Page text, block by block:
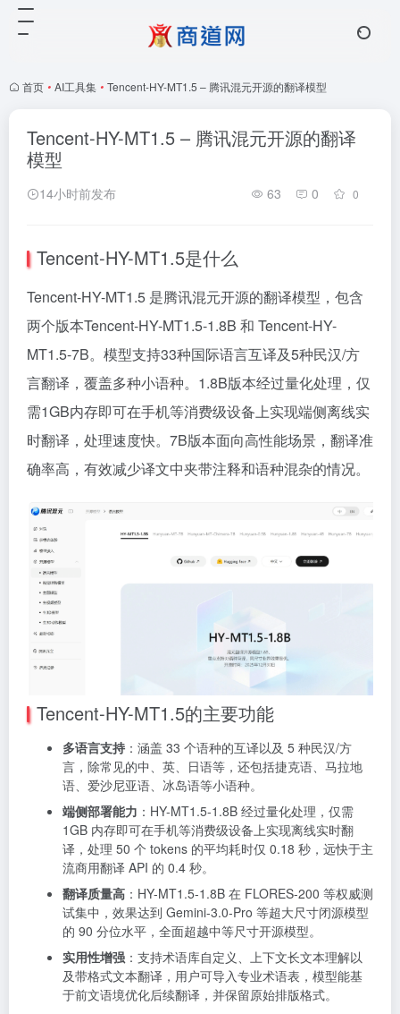
首页 • AI工具集 • Tencent-HY-MT1.5 – 腾讯混元开源的翻译模型
Tencent-HY-MT1.5 – 腾讯混元开源的翻译
模型
14小时前发布 63 0 0
Tencent-HY-MT1.5是什么
Tencent-HY-MT1.5 是腾讯混元开源的翻译模型，包含
两个版本Tencent-HY-MT1.5-1.8B 和 Tencent-HY-
MT1.5-7B。模型支持33种国际语言互译及5种民汉/方
言翻译，覆盖多种小语种。1.8B版本经过量化处理，仅
需1GB内存即可在手机等消费级设备上实现端侧离线实
时翻译，处理速度快。7B版本面向高性能场景，翻译准
确率高，有效减少译文中夹带注释和语种混杂的情况。
Tencent-HY-MT1.5的主要功能
多语言支持 ：涵盖 33 个语种的互译以及 5 种民汉/方
言，除常见的中、英、日语等，还包括捷克语、马拉地
语、爱沙尼亚语、冰岛语等小语种。
端侧部署能力 ：HY-MT1.5-1.8B 经过量化处理，仅需
1GB 内存即可在手机等消费级设备上实现离线实时翻
译，处理 50 个 tokens 的平均耗时仅 0.18 秒，远快于主
流商用翻译 API 的 0.4 秒。
翻译质量高 ：HY-MT1.5-1.8B 在 FLORES-200 等权威测
试集中，效果达到 Gemini-3.0-Pro 等超大尺寸闭源模型
的 90 分位水平，全面超越中等尺寸开源模型。
实用性增强 ：支持术语库自定义、上下文长文本理解以
及带格式文本翻译，用户可导入专业术语表，模型能基
于前文语境优化后续翻译，并保留原始排版格式。